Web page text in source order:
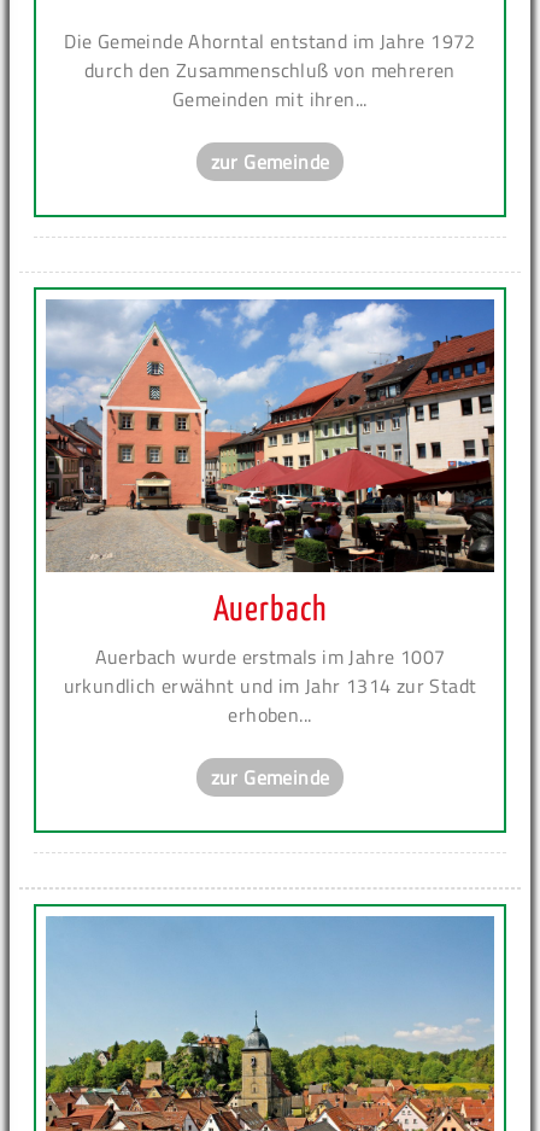
Die Gemeinde Ahorntal entstand im Jahre 1972
durch den Zusammenschluß von mehreren
Gemeinden mit ihren...
zur Gemeinde
Auerbach
Auerbach wurde erstmals im Jahre 1007
urkundlich erwähnt und im Jahr 1314 zur Stadt
erhoben...
zur Gemeinde